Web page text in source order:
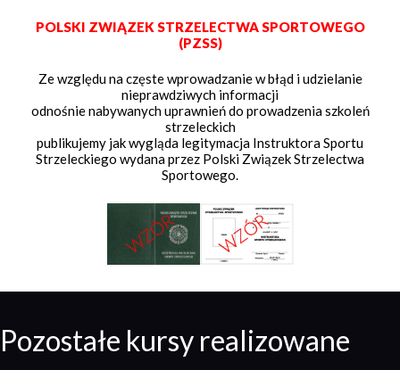
POLSKI ZWIĄZEK STRZELECTWA SPORTOWEGO
(PZSS)
Ze względu na częste wprowadzanie w błąd i udzielanie
nieprawdziwych informacji
odnośnie nabywanych uprawnień do prowadzenia szkoleń
strzeleckich
publikujemy jak wygląda legitymacja Instruktora Sportu
Strzeleckiego wydana przez Polski Związek Strzelectwa
Sportowego.
Pozostałe kursy realizowane